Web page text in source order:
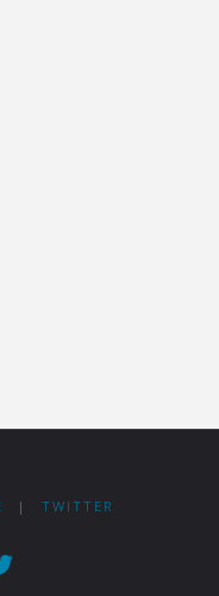
| TWITTER